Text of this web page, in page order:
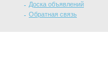
Доска объявлений
Обратная связь